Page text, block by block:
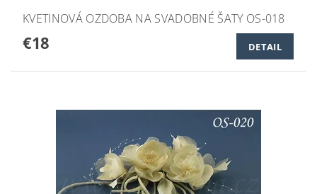
KVETINOVÁ OZDOBA NA SVADOBNÉ ŠATY OS-018
€18 DETAIL